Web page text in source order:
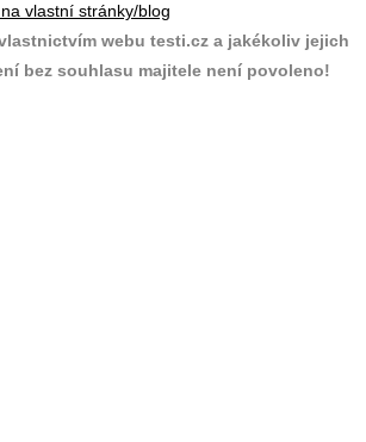
vlastní stránky/blog
webu testi.cz a jakékoliv jejich
bez souhlasu majitele není povoleno!